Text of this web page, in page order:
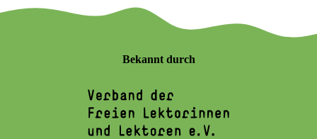
Bekannt durch